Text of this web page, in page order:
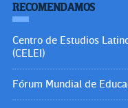
RECOMENDAMOS
Centro de Estudios
(CELEI)
Fórum Mundial de